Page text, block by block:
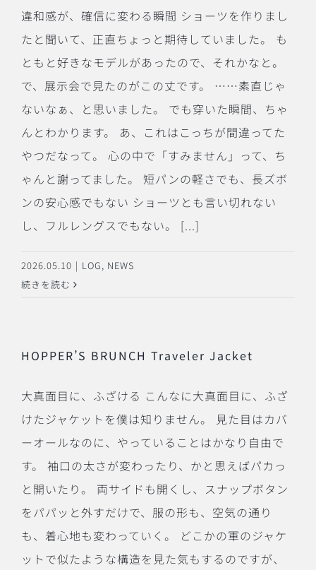
違和感が、確信に変わる瞬間 ショーツを作りまし
たと聞いて、正直ちょっと期待していました。 も
ともと好きなモデルがあったので、それかなと。
で、展示会で見たのがこの丈です。 ……素直じゃ
ないなぁ、と思いました。 でも穿いた瞬間、ちゃ
んとわかります。 あ、これはこっちが間違ってた
やつだなって。 心の中で「すみません」って、ち
ゃんと謝ってました。 短パンの軽さでも、長ズボ
ンの安心感でもない ショーツとも言い切れない
し、フルレングスでもない。 [...]
2026.05.10 | LOG, NEWS
続きを読む
HOPPER’S BRUNCH Traveler Jacket
大真面目に、ふざける こんなに大真面目に、ふざ
けたジャケットを僕は知りません。 見た目はカバ
ーオールなのに、やっていることはかなり自由で
す。 袖口の太さが変わったり、かと思えばパカっ
と開いたり。 両サイドも開くし、スナップボタン
をパパッと外すだけで、服の形も、空気の通り
も、着心地も変わっていく。 どこかの軍のジャケ
ットで似たような構造を見た気もするのですが、